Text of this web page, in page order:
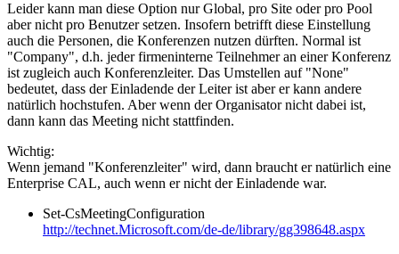
Leider kann man diese Option nur Global, pro Site oder pro Pool
aber nicht pro Benutzer setzen. Insofern betrifft diese Einstellung
auch die Personen, die Konferenzen nutzen dürften. Normal ist
"Company", d.h. jeder firmeninterne Teilnehmer an einer Konferenz
ist zugleich auch Konferenzleiter. Das Umstellen auf "None"
bedeutet, dass der Einladende der Leiter ist aber er kann andere
natürlich hochstufen. Aber wenn der Organisator nicht dabei ist,
dann kann das Meeting nicht stattfinden.
Wichtig:
Wenn jemand "Konferenzleiter" wird, dann braucht er natürlich eine
Enterprise CAL, auch wenn er nicht der Einladende war.
Set-CsMeetingConfiguration
http://technet.Microsoft.com/de-de/library/gg398648.aspx